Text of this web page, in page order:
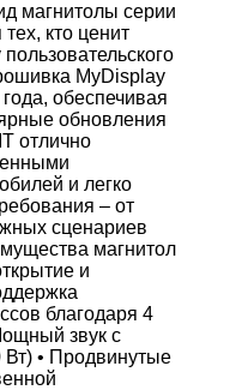
магнитолы серии
кто ценит
MyDisplay
обеспечивая
обновления
отлично
и легко
– от
сценариев
магнитол
и
благодаря 4
звук с
• Продвинутые